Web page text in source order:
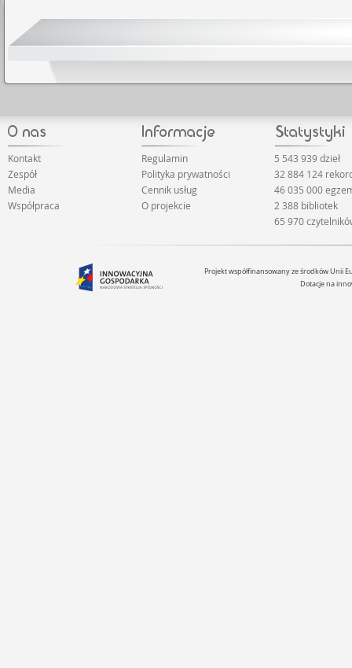
Kontakt
Zespół
Media
Współpraca
Regulamin
Polityka prywatności
Cennik usług
O projekcie
5 543 939 dzieł
32 884 124
46 035 000
2 388 bibliotek
65 970
Projekt współfinansowany ze środków Unii
Dotacje na